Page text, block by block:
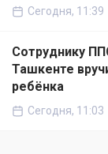
Сегодня, 11:39
Сотруднику
Ташкенте
ребёнка
Сегодня, 11:03